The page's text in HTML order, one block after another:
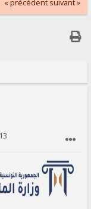
« précédent suivant »
AU MODÉRATEUR